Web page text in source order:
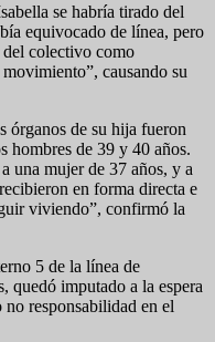
se habría tirado del
equivocado de línea, pero
colectivo como
causando su
órganos de su hija fueron
hombres de 39 y 40 años.
una mujer de 37 años, y a
en forma directa e
viviendo”, confirmó la
5 de la línea de
quedó imputado a la espera
responsabilidad en el